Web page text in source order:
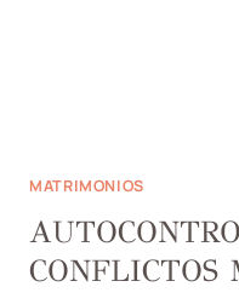
MATRIMONIOS